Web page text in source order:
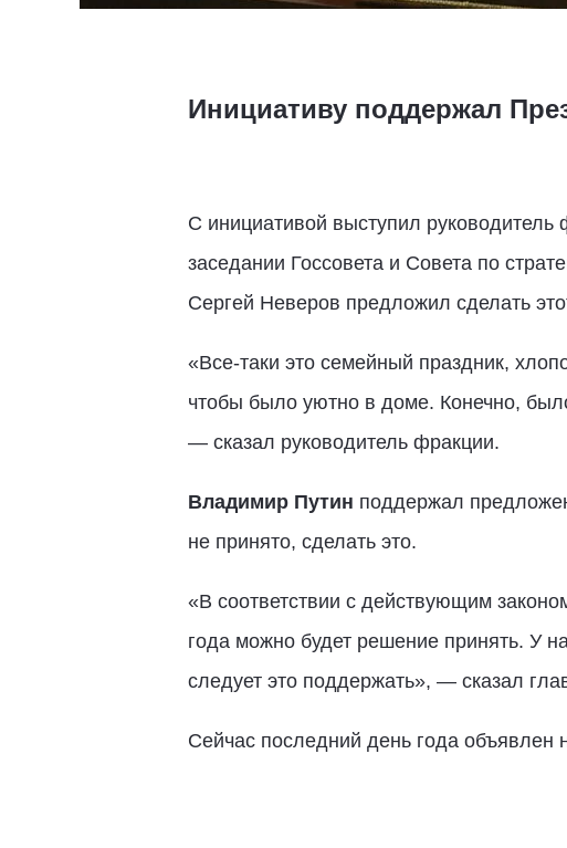
Инициативу поддержал
С инициативой выступил
заседании Госсовета и Совета по
Сергей Неверов предложил сделать
«Все-таки это семейный праздник,
чтобы было уютно в доме. Конечно,
— сказал руководитель фракции.
Владимир Путин поддержал
не принято, сделать это.
«В соответствии с действующим
года можно будет решение принять. У
следует это поддержать», — сказал
Сейчас последний день года объявлен